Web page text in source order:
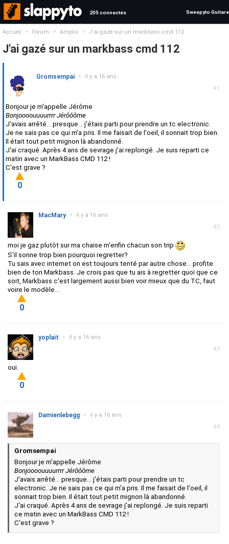
205 connectés Sweepyto Guitare
Accueil > Forum > Amplis > J'ai gazé sur un markbass cmd 112
J'ai gazé sur un markbass cmd 112
#1
Gromsempai • il y a 16 ans
Bonjour je m'appelle Jérôme
Bonjoooouuuurrrr Jérôôôme
J'avais arrêté... presque... j'étais parti pour prendre un tc electronic.
Je ne sais pas ce qui m'a pris. Il me faisait de l'oeil, il sonnait trop bien.
Il était tout petit mignon là abandonné.
J'ai craqué. Après 4 ans de sevrage j'ai replongé. Je suis reparti ce
matin avec un MarkBass CMD 112 !
C'est grave ?
0
#2
MacMary • il y a 16 ans
moi je gaz plutôt sur ma chaise m'enfin chacun son trip
S'il sonne trop bien pourquoi regretter?
Tu sais avec internet on est toujours tenté par autre chose... profite
bien de ton Markbass. Je crois pas que tu ais à regretter quoi que ce
soit, Markbass c'est largement aussi bien voir mieux que du TC, faut
voire le modèle...
0
#3
yoplait • il y a 16 ans
oui.
0
#4
Damienlebegg • il y a 16 ans
Gromsempai
Bonjour je m'appelle Jérôme
Bonjoooouuuurrrr Jérôôôme
J'avais arrêté... presque... j'étais parti pour prendre un tc
electronic. Je ne sais pas ce qui m'a pris. Il me faisait de l'oeil, il
sonnait trop bien. Il était tout petit mignon là abandonné.
J'ai craqué. Après 4 ans de sevrage j'ai replongé. Je suis reparti
ce matin avec un MarkBass CMD 112 !
C'est grave ?